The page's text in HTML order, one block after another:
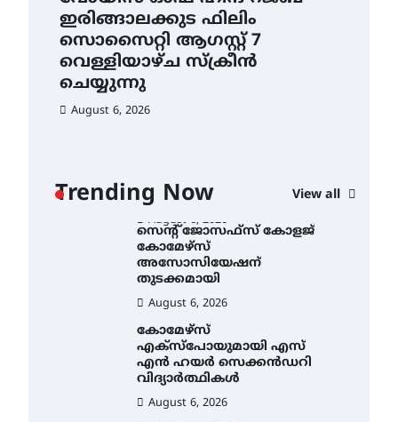
ഇരിങ്ങാലക്കുട ഫിലിം
സൊസൈറ്റി ആഗസ്റ്റ് 7
വെള്ളിയാഴ്ച സ്‌ക്രീൻ
ചെയ്യുന്നു
August 6, 2026
Trending Now View all
ഐ.ഐ.ടി മദ്രാസ്സിൽ നിന്നും
ഡോക്ടറേറ്റ് – ഇരിങ്ങാലക്കുട
സ്വദേശി ആതിര എം കെ
യുടെ നേട്ടം പ്രതിസന്ധികളോട്
പൊരുതി
August 5, 2026
ട്യുണീഷ്യൻ ചിത്രം ” ദി
ചെയ്യുന്നു
August 6, 2026
സെന്റ് ജോസഫ്സ് കോളജ്
കോമേഴ്‌സ്
അസോസിയേഷന്
തുടക്കമായി
August 6, 2026
കോമേഴ്സ്
എക്സ്പോയുമായി എസ്
എൻ ഹയർ സെക്കൻഡറി
വിദ്യാർത്ഥികൾ
August 6, 2026